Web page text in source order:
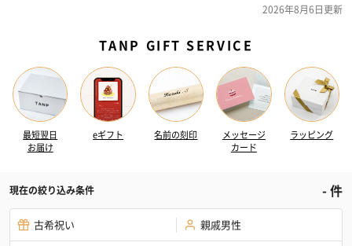
2026年8月6日更新
TANP GIFT SERVICE
最短翌日
お届け
eギフト 名前の刻印
メッセージ
カード
ラッピング
現在の絞り込み条件 -件
古希祝い 親戚男性